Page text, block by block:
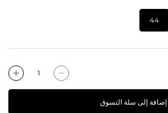
44
إضافة إلى سلة التسوق